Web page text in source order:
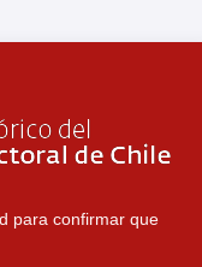
para confirmar que